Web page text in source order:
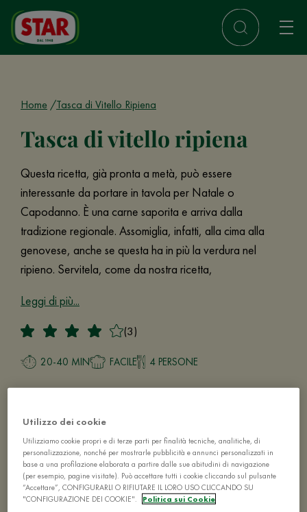
Home Tasca di Vitello Ripiena
Tasca di vitello ripiena
Questa ricetta, già pronta a metà, può essere
interessante da portare in tavola per Natale o
Capodanno. È una carne saporita e arriva dalla
tradizione regionale. Assomiglia, infatti, alla cima alla
genovese, anche se questa ha in più la verdura nel
ripieno. Servitela, come da nostra ricetta,
Leggi di più...
(3)
20-40 MIN FACILE 4 PERSONE
Utilizzo dei cookie
Utilizziamo cookie propri e di terze parti per finalità tecniche, analitiche, di
personalizzazione, nonché per mostrarle pubblicità e annunci personalizzati in
base a una profilazione elaborata a partire dalle sue abitudini di navigazione
(per esempio, pagine visitate). Può accettare tutti i cookie cliccando sul pulsante
“Accettare”, CONFIGURARLI O RIFIUTARE IL LORO USO CLICCANDO SU
"CONFIGURAZIONE DEI COOKIE".
Politica sui Cookie